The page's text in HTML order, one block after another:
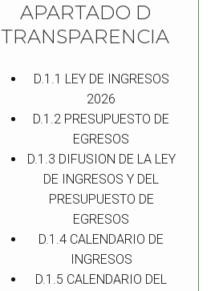
APARTADO D
TRANSPARENCIA
D.1.1 LEY DE INGRESOS
2026
D.1.2 PRESUPUESTO DE
EGRESOS
D.1.3 DIFUSION DE LA LEY
DE INGRESOS Y DEL
PRESUPUESTO DE
EGRESOS
D.1.4 CALENDARIO DE
INGRESOS
D.1.5 CALENDARIO DEL